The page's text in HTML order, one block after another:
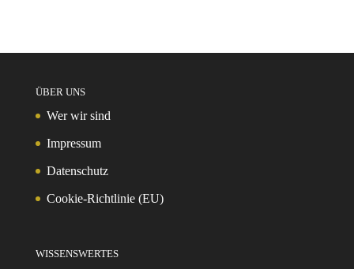
ÜBER UNS
Wer wir sind
Impressum
Datenschutz
Cookie-Richtlinie (EU)
WISSENSWERTES